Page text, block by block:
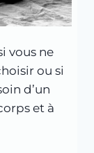
vous ne
ou si
d’un
et à